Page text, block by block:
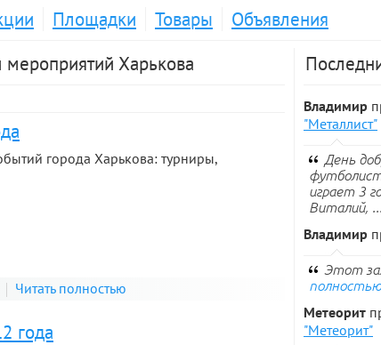
Площадки Товары
Объявления
Харькова
города Харькова: турниры,
Читать полностью
года
Владимир
"Металлист"
День
играет 3
Виталий, ...
Владимир
Этот
полностью
Метеорит
"Метеорит"